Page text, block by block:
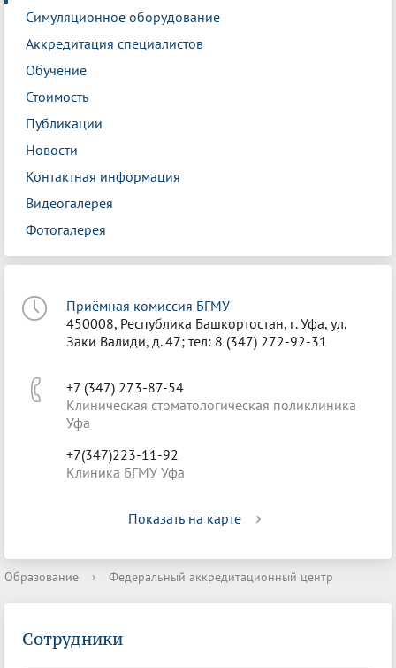
Симуляционное оборудование
Аккредитация специалистов
Обучение
Стоимость
Публикации
Новости
Контактная информация
Видеогалерея
Фотогалерея
Приёмная комиссия БГМУ
450008, Республика Башкортостан, г. Уфа, ул.
Заки Валиди, д. 47; тел: 8 (347) 272-92-31
+7 (347) 273-87-54
Клиническая стоматологическая поликлиника
Уфа
+7(347)223-11-92
Клиника БГМУ Уфа
Показать на карте
Образование › Федеральный аккредитационный центр
Сотрудники